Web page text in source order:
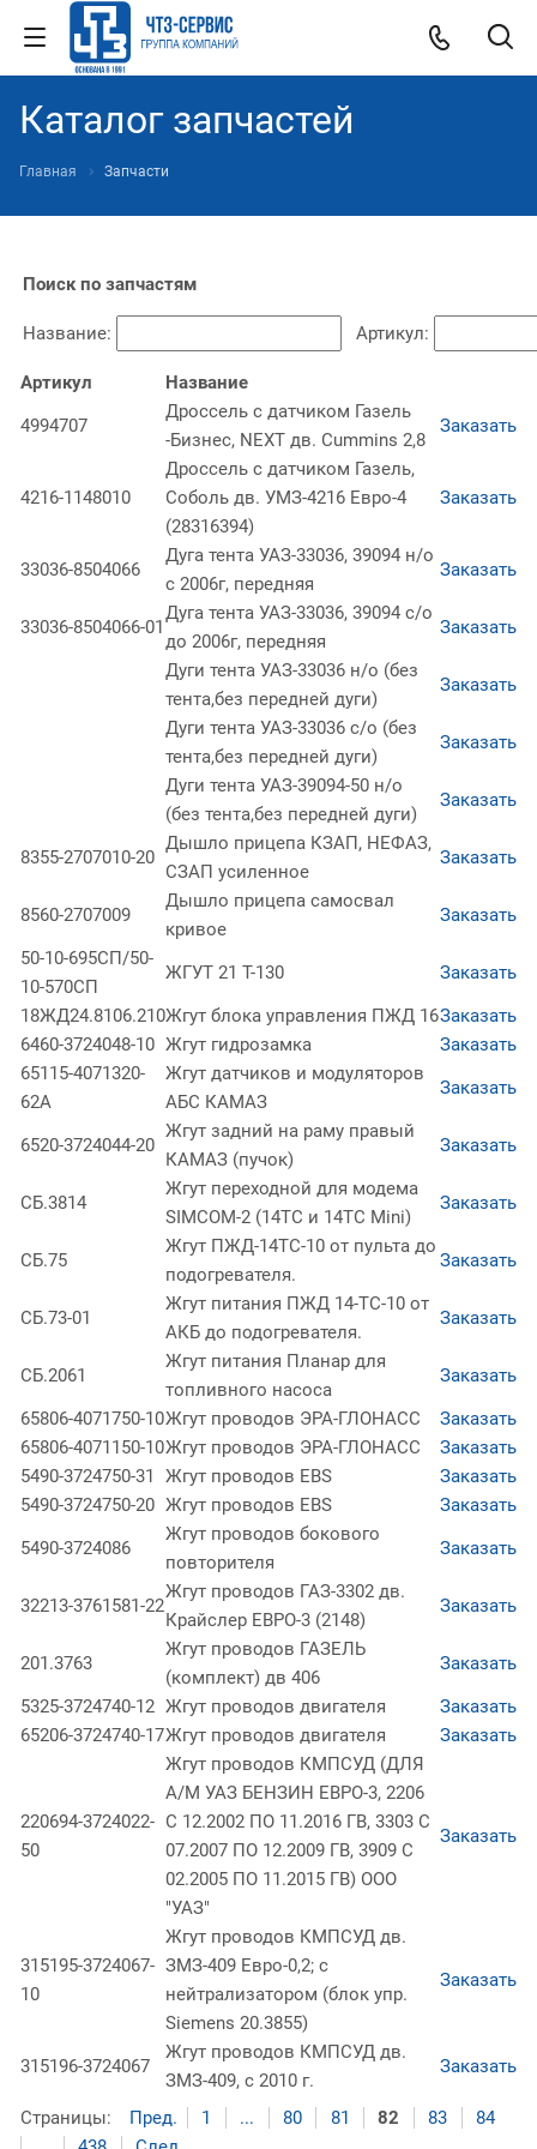
Каталог запчастей
Главная Запчасти
Поиск по запчастям
Название: Артикул:
Артикул
Название
4994707
Дроссель с датчиком Газель
-Бизнес, NEXT дв. Cummins 2,8
Заказать
4216-1148010
Дроссель с датчиком Газель,
Соболь дв. УМЗ-4216 Евро-4
(28316394)
Заказать
33036-8504066
Дуга тента УАЗ-33036, 39094 н/о
с 2006г, передняя
Заказать
33036-8504066-01
Дуга тента УАЗ-33036, 39094 с/о
до 2006г, передняя
Заказать
Дуги тента УАЗ-33036 н/о (без
тента,без передней дуги)
Заказать
Дуги тента УАЗ-33036 с/о (без
тента,без передней дуги)
Заказать
Дуги тента УАЗ-39094-50 н/о
(без тента,без передней дуги)
Заказать
8355-2707010-20
Дышло прицепа КЗАП, НЕФАЗ,
СЗАП усиленное
Заказать
8560-2707009
Дышло прицепа самосвал
кривое
Заказать
50-10-695СП/50-
10-570СП
ЖГУТ 21 Т-130
Заказать
18ЖД24.8106.210Жгут блока управления ПЖД 16Заказать
6460-3724048-10 Жгут гидрозамка
Заказать
65115-4071320-
62А
Жгут датчиков и модуляторов
АБС КАМАЗ
Заказать
6520-3724044-20
Жгут задний на раму правый
КАМАЗ (пучок)
Заказать
СБ.3814
Жгут переходной для модема
SIMCOM-2 (14ТС и 14ТС Mini)
Заказать
СБ.75
Жгут ПЖД-14ТС-10 от пульта до
подогревателя.
Заказать
СБ.73-01
Жгут питания ПЖД 14-ТС-10 от
АКБ до подогревателя.
Заказать
СБ.2061
Жгут питания Планар для
топливного насоса
Заказать
65806-4071750-10Жгут проводов ЭРА-ГЛОНАСС
Заказать
65806-4071150-10Жгут проводов ЭРА-ГЛОНАСС
Заказать
5490-3724750-31
Жгут проводов EBS
Заказать
5490-3724750-20 Жгут проводов EBS
Заказать
5490-3724086
Жгут проводов бокового
повторителя
Заказать
32213-3761581-22
Жгут проводов ГАЗ-3302 дв.
Крайслер ЕВРО-3 (2148)
Заказать
201.3763
Жгут проводов ГАЗЕЛЬ
(комплект) дв 406
Заказать
5325-3724740-12 Жгут проводов двигателя
Заказать
65206-3724740-17Жгут проводов двигателя Заказать
220694-3724022-
50
Жгут проводов КМПСУД (ДЛЯ
А/М УАЗ БЕНЗИН ЕВРО-3, 2206
С 12.2002 ПО 11.2016 ГВ, 3303 С
07.2007 ПО 12.2009 ГВ, 3909 С
02.2005 ПО 11.2015 ГВ) ООО
"УАЗ"
Заказать
315195-3724067-
10
Жгут проводов КМПСУД дв.
ЗМЗ-409 Евро-0,2; с
нейтрализатором (блок упр.
Siemens 20.3855)
Заказать
315196-3724067
Жгут проводов КМПСУД дв.
ЗМЗ-409, с 2010 г.
Заказать
Страницы: Пред. 1 ... 80 81 82 83
84